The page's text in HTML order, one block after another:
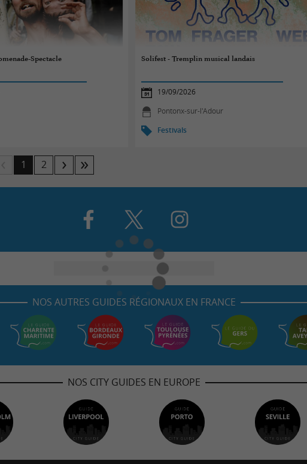
Spectacle Solifest - Tremplin musical landais
19/09/2026
Pontonx-sur-l'Adour
Festivals
1 2
NOS AUTRES GUIDES RÉGIONAUX EN FRANCE
NOS CITY GUIDES EN EUROPE